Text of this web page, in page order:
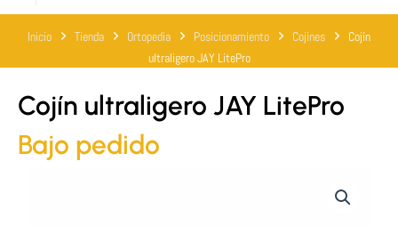
Inicio Tienda Ortopedia Posicionamiento Cojines
Cojín
ultraligero JAY LitePro
Cojín ultraligero JAY LitePro
Bajo pedido